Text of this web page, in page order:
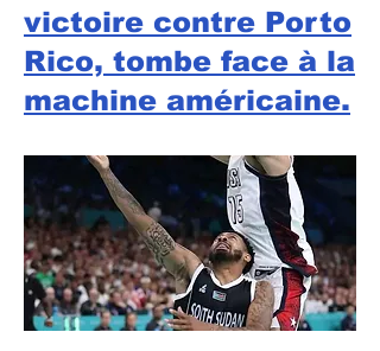
victoire contre Porto
Rico, tombe face à la
machine américaine.